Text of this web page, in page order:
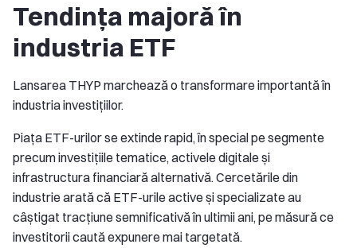
Tendința majoră în
industria ETF
Lansarea THYP marchează o transformare importantă în
industria investițiilor.
Piața ETF-urilor se extinde rapid, în special pe segmente
precum investițiile tematice, activele digitale și
infrastructura financiară alternativă. Cercetările din
industrie arată că ETF-urile active și specializate au
câștigat tracțiune semnificativă în ultimii ani, pe măsură ce
investitorii caută expunere mai targetată.